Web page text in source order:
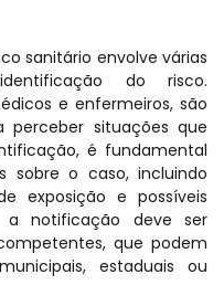
sanitário envolve várias
do risco.
e enfermeiros, são
perceber situações que
é fundamental
sobre o caso, incluindo
exposição e possíveis
a notificação deve ser
que podem
estaduais ou